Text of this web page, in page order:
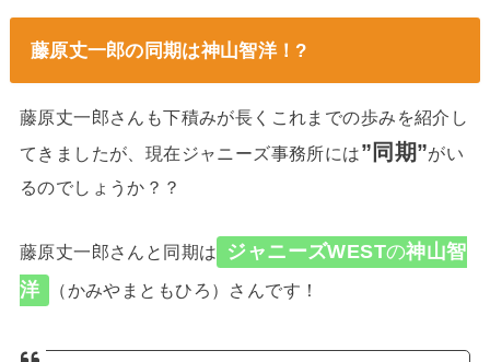
藤原丈一郎の同期は神山智洋！?
藤原丈一郎さんも下積みが長くこれまでの歩みを紹介し
てきましたが、現在ジャニーズ事務所には”同期”がい
るのでしょうか？？
藤原丈一郎さんと同期は ジャニーズWESTの神山智
洋
（かみやまともひろ）さんです！